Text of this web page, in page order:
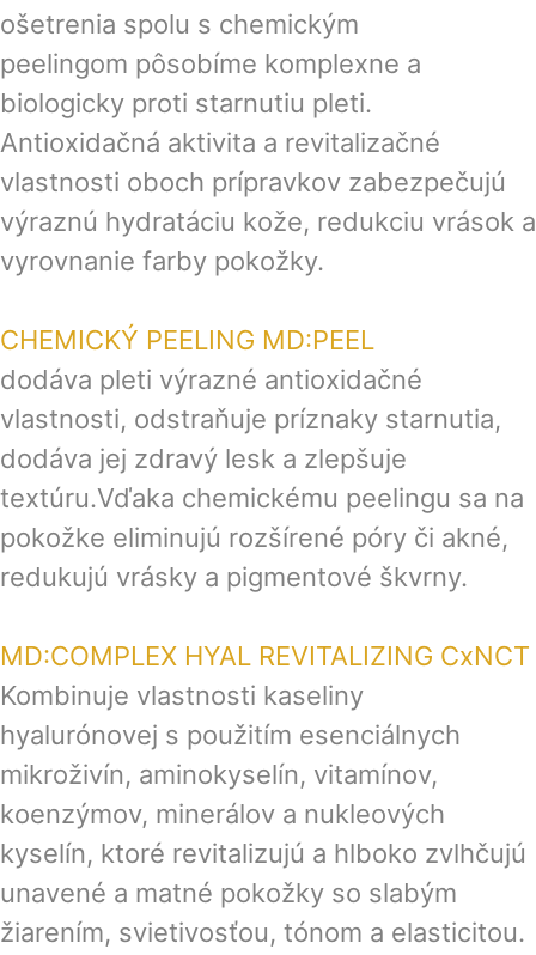
ošetrenia spolu s chemickým
peelingom pôsobíme komplexne a
biologicky proti starnutiu pleti.
Antioxidačná aktivita a revitalizačné
vlastnosti oboch prípravkov zabezpečujú
výraznú hydratáciu kože, redukciu vrások a
vyrovnanie farby pokožky.
CHEMICKÝ PEELING MD:PEEL
dodáva pleti výrazné antioxidačné
vlastnosti, odstraňuje príznaky starnutia,
dodáva jej zdravý lesk a zlepšuje
textúru.Vďaka chemickému peelingu sa na
pokožke eliminujú rozšírené póry či akné,
redukujú vrásky a pigmentové škvrny.
MD:COMPLEX HYAL REVITALIZING CxNCT
Kombinuje vlastnosti kaseliny
hyalurónovej s použitím esenciálnych
mikroživín, aminokyselín, vitamínov,
koenzýmov, minerálov a nukleových
kyselín, ktoré revitalizujú a hlboko zvlhčujú
unavené a matné pokožky so slabým
žiarením, svietivosťou, tónom a elasticitou.